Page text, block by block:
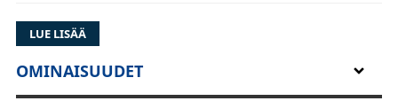
LUE LISÄÄ
OMINAISUUDET